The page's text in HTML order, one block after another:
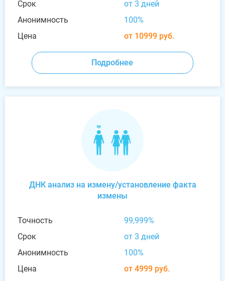
Срок
от 3 дней
Анонимность
100%
Цена
от 10999 руб.
Подробнее
ДНК анализ на измену/установление факта
измены
Точность
99,999%
Срок
от 3 дней
Анонимность
100%
Цена
от 4999 руб.